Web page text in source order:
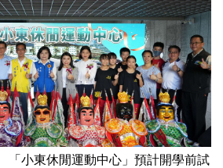
小東休閒運動中心」預計開學前試